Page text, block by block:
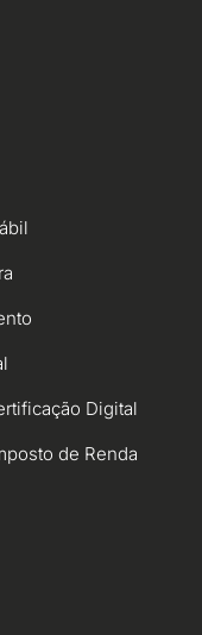
Digital
de Renda